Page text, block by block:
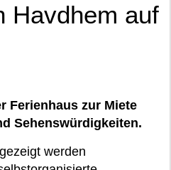
Havdhem auf
Ferienhaus zur Miete
Sehenswürdigkeiten.
werden